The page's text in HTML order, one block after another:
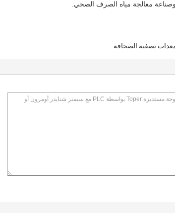
معالجة مياه الصرف الصحي.
تصفية الصحافة